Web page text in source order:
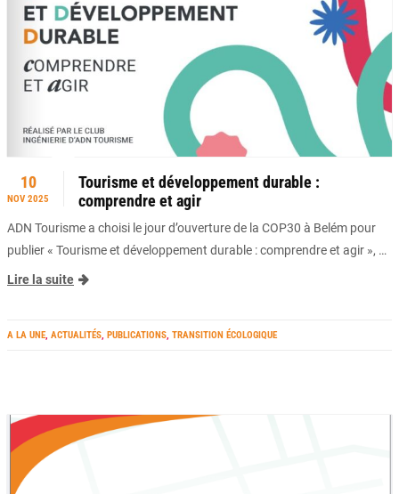
10
NOV 2025
Tourisme et développement durable :
comprendre et agir
ADN Tourisme a choisi le jour d’ouverture de la COP30 à Belém pour
publier « Tourisme et développement durable : comprendre et agir », …
Lire la suite
A LA UNE, ACTUALITÉS, PUBLICATIONS, TRANSITION ÉCOLOGIQUE